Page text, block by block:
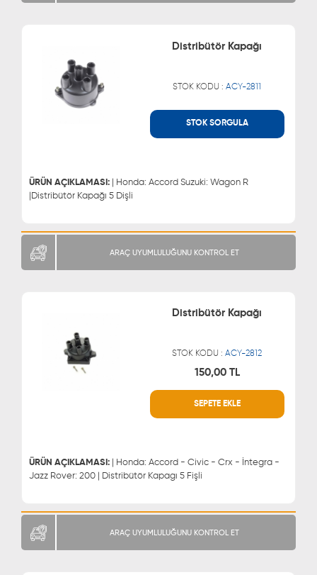
Distribütör Kapağı
STOK KODU :ACY-2811
STOK SORGULA
ÜRÜN AÇIKLAMASI: | Honda: Accord Suzuki: Wagon R
|Distribütör Kapağı 5 Dişli
ARAÇ UYUMLULUĞUNU KONTROL ET
Distribütör Kapağı
STOK KODU :ACY-2812
150,00 TL
SEPETE EKLE
ÜRÜN AÇIKLAMASI: | Honda: Accord - Civic - Crx - İntegra -
Jazz Rover: 200 | Distribütör Kapagı 5 Fişli
MÜŞTERİ HİZMETLERİ
ARAÇ UYUMLULUĞUNU KONTROL ET